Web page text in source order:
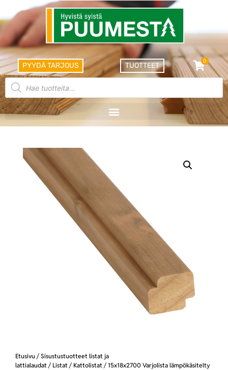
PYYDÄ TARJOUS TUOTTEET
0
Etusivu / Sisustustuotteet listat ja
lattialaudat / Listat / Kattolistat / 15x18x2700 Varjolista lämpökäsitelty